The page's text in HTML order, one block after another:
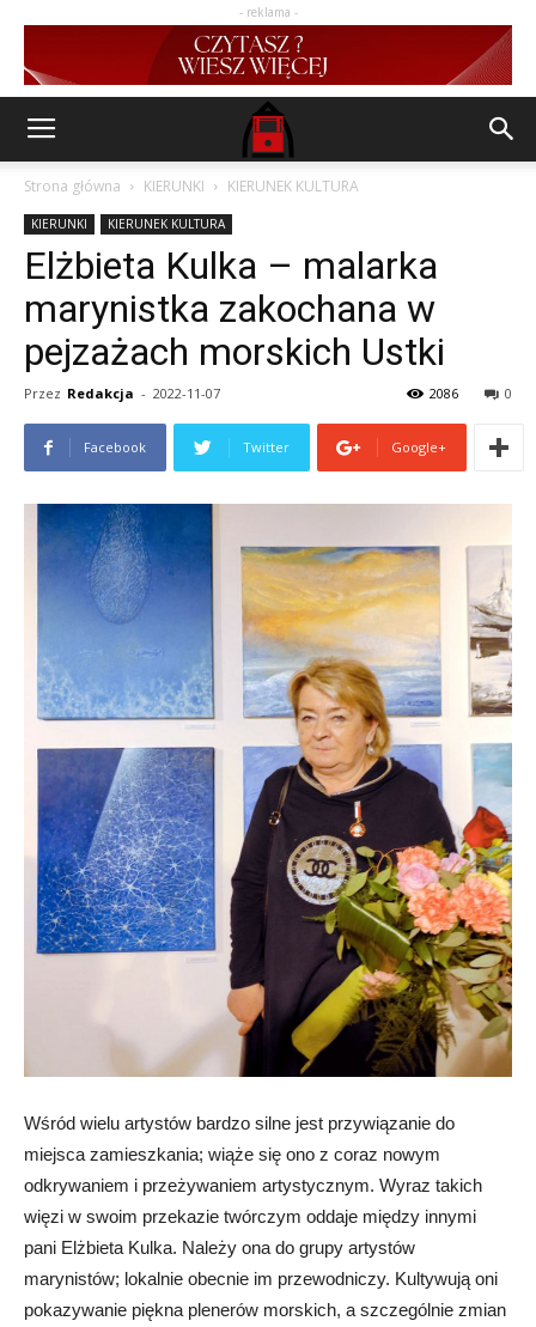
- reklama -
Strona główna KIERUNKI KIERUNEK KULTURA
KIERUNKI KIERUNEK KULTURA
Elżbieta Kulka – malarka
marynistka zakochana w
pejzażach morskich Ustki
Przez Redakcja - 2022-11-07 0
2086
Facebook Twitter Google+
Wśród wielu artystów bardzo silne jest przywiązanie do
miejsca zamieszkania; wiąże się ono z coraz nowym
odkrywaniem i przeżywaniem artystycznym. Wyraz takich
więzi w swoim przekazie twórczym oddaje między innymi
pani Elżbieta Kulka. Należy ona do grupy artystów
marynistów; lokalnie obecnie im przewodniczy. Kultywują oni
pokazywanie piękna plenerów morskich, a szczególnie zmian